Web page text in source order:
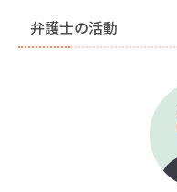
弁護士の活動